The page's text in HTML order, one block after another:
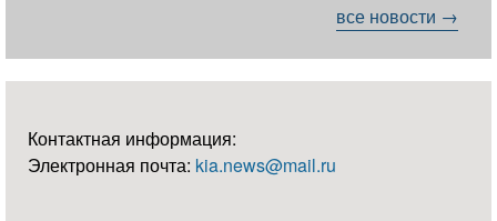
все новости →
Контактная информация:
Электронная почта: kia.news@mail.ru